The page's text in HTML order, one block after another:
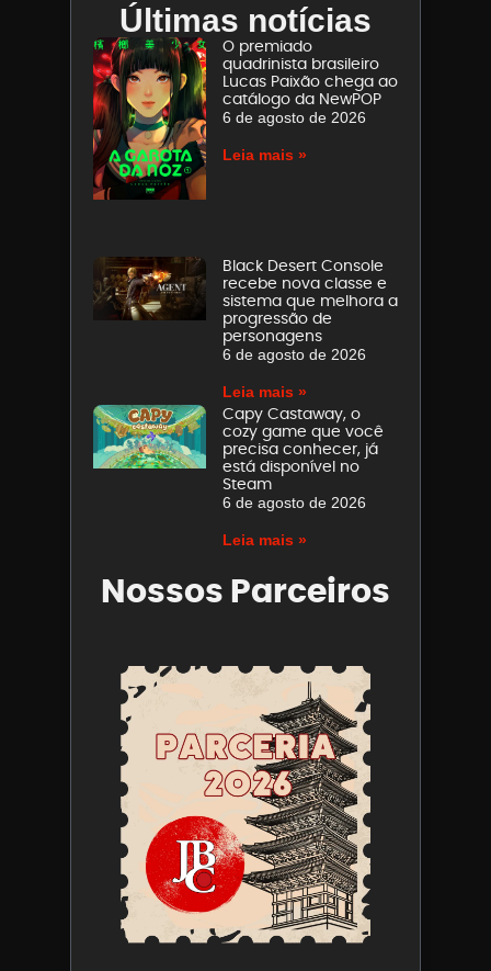
Últimas notícias
O premiado
quadrinista brasileiro
Lucas Paixão chega ao
catálogo da NewPOP
6 de agosto de 2026
Leia mais »
Black Desert Console
recebe nova classe e
sistema que melhora a
progressão de
personagens
6 de agosto de 2026
Leia mais »
Capy Castaway, o
cozy game que você
precisa conhecer, já
está disponível no
Steam
6 de agosto de 2026
Leia mais »
Nossos Parceiros